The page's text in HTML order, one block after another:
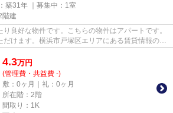
築31年 ｜募集中： 1室
階建
良好な物件です。こちらの物件はアパートです。
けます。横浜市戸塚区エリアにある賃貸情報のこ
4.3万円
(管理費・共益費 -)
敷：0ヶ月｜礼：0ヶ月
所在階：2階
間取り：1K